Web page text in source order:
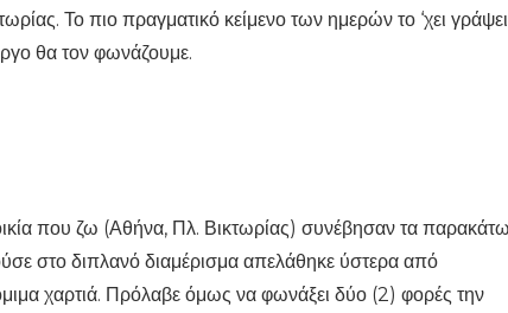
Το πιο πραγματικό κείμενο των ημερών το ‘χει
θα τον φωνάζουμε.
που ζω (Αθήνα, Πλ. Βικτωρίας) συνέβησαν τα
στο διπλανό διαμέρισμα απελάθηκε ύστερα από
χαρτιά. Πρόλαβε όμως να φωνάξει δύο (2) φορές την